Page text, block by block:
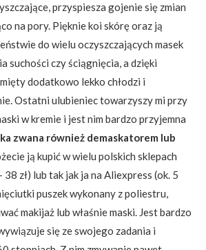
przyspiesza gojenie się zmian
na pory. Pięknie koi skórę oraz ją
do wielu oczyszczających masek
suchości czy ściągnięcia, a dzięki
dodatkowo lekko chłodzi i
Ostatni ulubieniec towarzyszy mi przy
w kremie i jest nim bardzo przyjemna
zwana również demaskatorem lub
ją kupić w wielu polskich sklepach
zł) lub tak jak ja na Aliexpress (ok. 5
puszek wykonany z poliestru,
makijaż lub właśnie maski. Jest bardzo
się ze swojego zadania i